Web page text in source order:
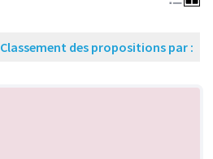
Classement des propositions par :